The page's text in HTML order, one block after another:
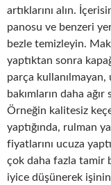
artıklarını alın.
panosu ve benzeri
bezle temizleyin.
yaptıktan sonra
parça kullanılmayan,
bakımların daha
Örneğin kalitesiz
yaptığında, rulman
fiyatlarını ucuza
çok daha fazla tamir
iyice düşünerek